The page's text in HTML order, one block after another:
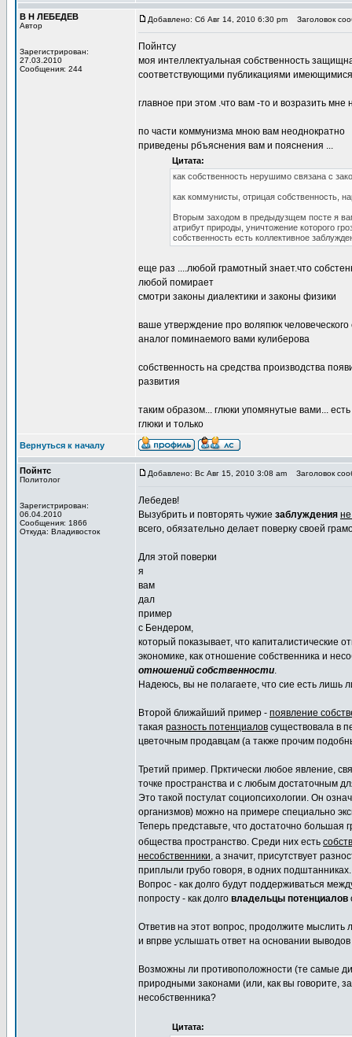
В Н ЛЕБЕДЕВ
Автор
Зарегистрирован:
27.03.2010
Сообщения: 244
Добавлено: Сб Авг 14, 2010 6:30 pm Заголовок
Пойнтсу
моя интеллектуальная собственность
соответствующими публикациями
главное при этом .что вам -то и возразить
по части коммунизма мною вам неоднократно
приведены рбъяснения вам и пояснения ...
Цитата:
как собственность нерушимо связана с
как коммунисты, отрицая собственность,
Вторым заходом в предыдузщем посте я
атрибут природы, уничтожение которого
собственность есть коллективное
еще раз ....любой грамотный знает.что
любой помирает
смотри законы диалектики и законы физики
ваше утверждение про воляпюк
аналог поминаемого вами кулиберова
собственность на средства производства
развития
таким образом... глюки упомянутые вами...
глюки и только
Вернуться к началу
Пойнтс
Политолог
Зарегистрирован:
06.04.2010
Сообщения: 1866
Откуда: Владивосток
Добавлено: Вс Авг 15, 2010 3:08 am Заголовок
Лебедев!
Вызубрить и повторять чужие заблуждения
всего, обязательно делает поверку своей
Для этой поверки
я
вам
дал
пример
с Бендером,
который показывает, что капиталистические
экономике, как отношение собственника и
отношений собственности.
Надеюсь, вы не полагаете, что сие есть
Второй ближайший пример - появление
такая разность потенциалов существовала в
цветочным продавцам (а также прочим
Третий пример. Прктически любое явление,
точке пространства и с любым достаточным
Это такой постулат социопсихологии. Он
организмов) можно на примере специально
Теперь представьте, что достаточно
общества пространство. Среди них есть
несобственники, а значит, присутствует
приплыли грубо говоря, в одних подштанниках.
Вопрос - как долго будут поддерживаться
попросту - как долго владельцы потенциалов
Ответив на этот вопрос, продолжите мыслить
и впрве услышать ответ на основании
Возможны ли противоположности (те самые
природными законами (или, как вы говорите,
несобственника?
Цитата: